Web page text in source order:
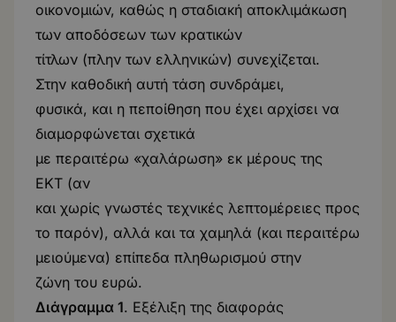
οικονομιών, καθώς η σταδιακή αποκλιμάκωση
των αποδόσεων των κρατικών
τίτλων (πλην των ελληνικών) συνεχίζεται.
Στην καθοδική αυτή τάση συνδράμει,
φυσικά, και η πεποίθηση που έχει αρχίσει να
διαμορφώνεται σχετικά
με περαιτέρω «χαλάρωση» εκ μέρους της
ΕΚΤ (αν
και χωρίς γνωστές τεχνικές λεπτομέρειες προς
το παρόν), αλλά και τα χαμηλά (και περαιτέρω
μειούμενα) επίπεδα πληθωρισμού στην
ζώνη του ευρώ.
Διάγραμμα 1. Εξέλιξη της διαφοράς